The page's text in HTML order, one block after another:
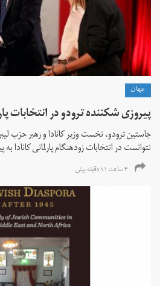
جهان
پیروزی شکننده ترودو در انتخابات
جاستین ترودو، نخست وزیر کانادا و رهبر حزب
نتوانست در انتخابات زود‌هنگام پارلمانی
۴ ساعت ۱۱ دقیقه پیش